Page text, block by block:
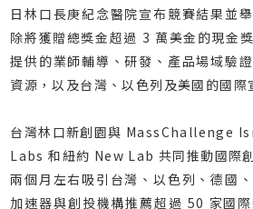
所有活動
日林口長庚紀念醫院宣布競賽結果並
除將獲贈總獎金超過 3 萬美金的現金
提供的業師輔導、研發、產品場域驗
資源，以及台灣、以色列及美國的國際
台灣林口新創園與 MassChallenge
Labs 和紐約 New Lab 共同推動國際
兩個月左右吸引台灣、以色列、德國
加速器與創投機構推薦超過 50 家國